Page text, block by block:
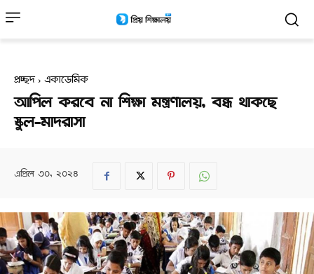
প্রচ্ছদ একাডেমিক
আপিল করবে না শিক্ষা মন্ত্রণালয়, বন্ধ থাকছে
স্কুল-মাদরাসা
এপ্রিল ৩০, ২০২৪